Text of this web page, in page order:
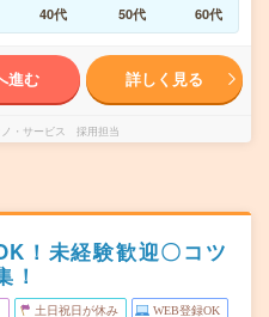
40代 50代 60代
進む 詳しく見る
ノ・サービス 採用担当
！未経験歓迎〇コツ
！
土日祝日が休み WEB登録OK